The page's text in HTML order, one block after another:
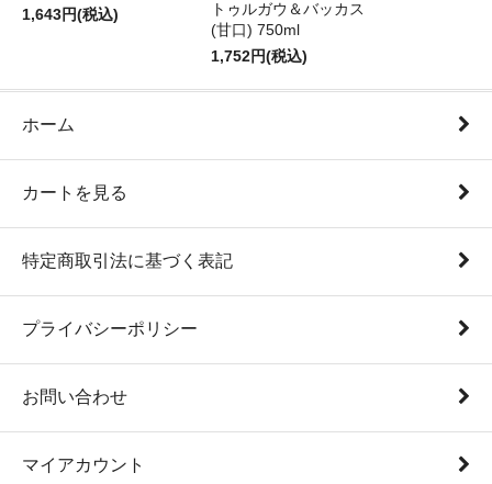
1,643円(税込)
トゥルガウ＆バッカス
(甘口) 750ml
1,752円(税込)
ホーム
カートを見る
特定商取引法に基づく表記
プライバシーポリシー
お問い合わせ
マイアカウント